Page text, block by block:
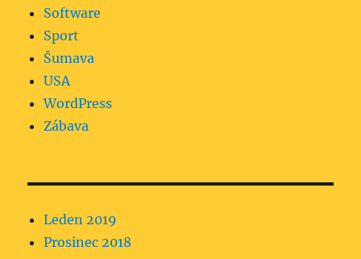
Software
Sport
Šumava
USA
WordPress
Zábava
Leden 2019
Prosinec 2018